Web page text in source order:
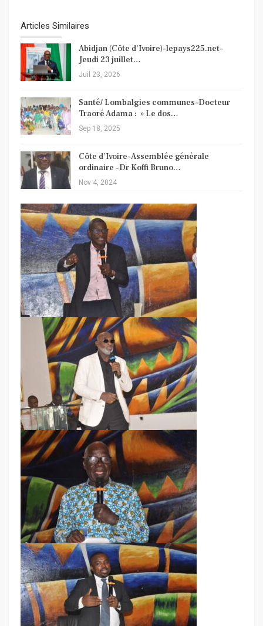
Articles Similaires
Abidjan (Côte d’Ivoire)-lepays225.net-
Jeudi 23 juillet…
Juil 23, 2026
Santé/ Lombalgies communes-Docteur
Traoré Adama : » Le dos…
Sep 18, 2025
Côte d’Ivoire-Assemblée générale
ordinaire -Dr Koffi Bruno…
Nov 4, 2024